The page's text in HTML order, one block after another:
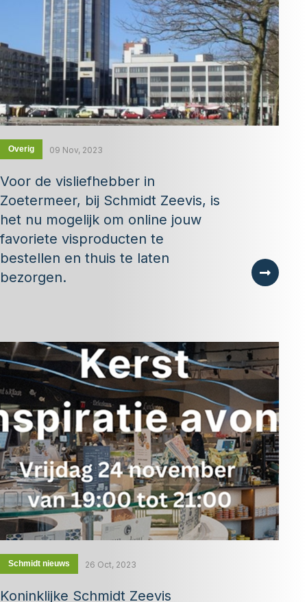
Overig 09 Nov, 2023
Voor de visliefhebber in
Zoetermeer, bij Schmidt Zeevis, is
het nu mogelijk om online jouw
favoriete visproducten te
bestellen en thuis te laten
bezorgen.
Schmidt nieuws 26 Oct, 2023
Koninklijke Schmidt Zeevis